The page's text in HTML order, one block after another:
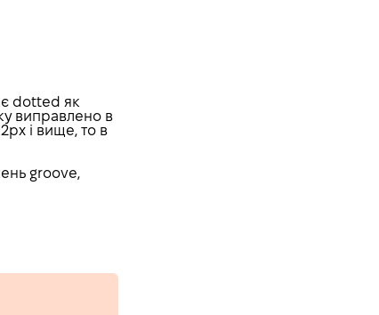
dotted як
виправлено в
і вище, то в
groove,